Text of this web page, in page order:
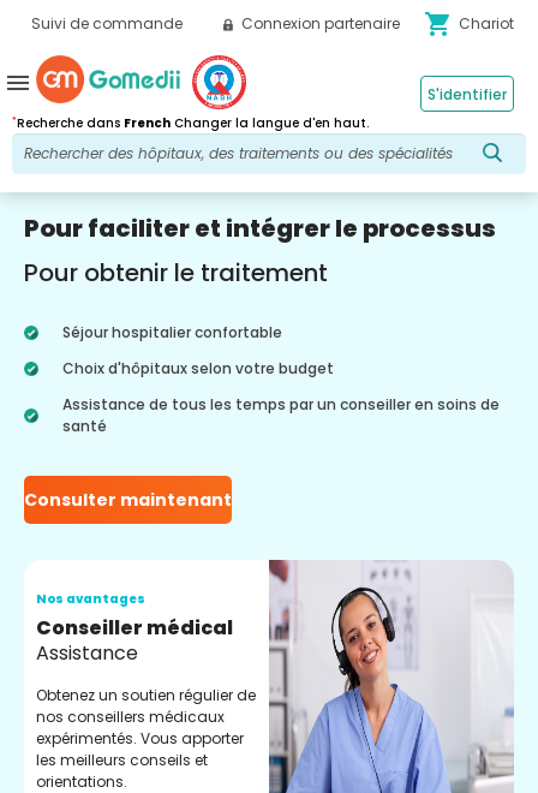
Suivi de commande Connexion partenaire shopping_cart Chariot
*Recherche dans French Changer la langue d'en haut.
S'identifier
menu
Pour faciliter et intégrer le processus
Pour obtenir le traitement
Séjour hospitalier confortable
Choix d'hôpitaux selon votre budget
Assistance de tous les temps par un conseiller en soins de
santé
Consulter maintenant
Nos avantages
Conseiller médical
Assistance
Obtenez un soutien régulier de
nos conseillers médicaux
expérimentés. Vous apporter
les meilleurs conseils et
orientations.